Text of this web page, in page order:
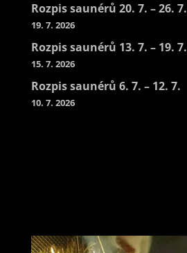
Rozpis saunérů 20. 7. – 26. 7.
19. 7. 2026
Rozpis saunérů 13. 7. – 19. 7.
15. 7. 2026
Rozpis saunérů 6. 7. – 12. 7.
10. 7. 2026